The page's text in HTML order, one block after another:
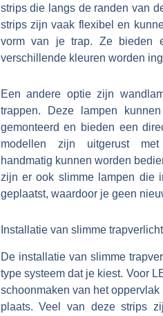
strips die langs de randen van
strips zijn vaak flexibel en
vorm van je trap. Ze bieden
verschillende kleuren worden
Een andere optie zijn
trappen. Deze lampen
gemonteerd en bieden een
modellen zijn uitgerust met
handmatig kunnen worden
zijn er ook slimme lampen die
geplaatst, waardoor je geen
Installatie van slimme
De installatie van slimme
type systeem dat je kiest. Voor
schoonmaken van het
plaats. Veel van deze strips